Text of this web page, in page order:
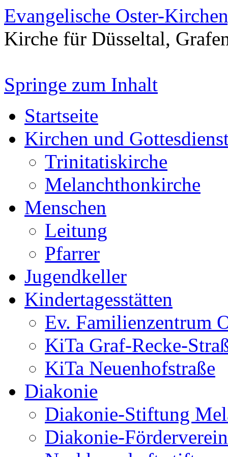
Evangelische Oster-
Kirche für Düsseltal,
Springe zum Inhalt
Startseite
Kirchen und
Trinitatiskirche
Melanchthonkirche
Menschen
Leitung
Pfarrer
Jugendkeller
Kindertagesstätten
Ev. Familienzentrum
KiTa Graf-Recke-
KiTa Neuenhofstraße
Diakonie
Diakonie-Stiftung
Diakonie-